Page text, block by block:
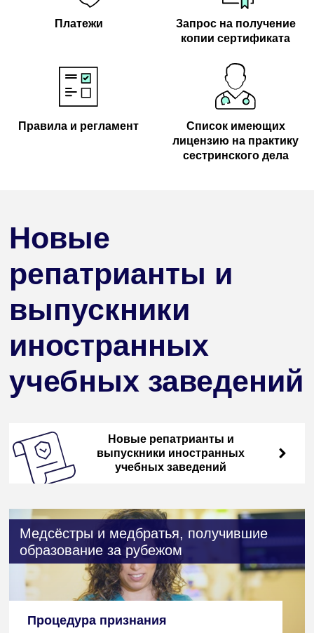
Платежи
Запрос на получение
копии сертификата
Правила и регламент
Список имеющих
лицензию на практику
сестринского дела
Новые
репатрианты и
выпускники
иностранных
учебных заведений
Новые репатрианты и
выпускники иностранных
учебных заведений
Медсёстры и медбратья, получившие
образование за рубежом
Процедура признания